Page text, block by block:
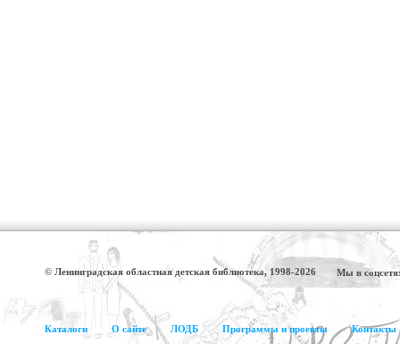
© Ленинградская областная детская библиотека, 1998-2026 Мы в
Каталоги О сайте ЛОДБ Программы и проекты Контакты